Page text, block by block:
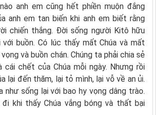
anh em cũng hết phiền muộn đắng
anh em tan biến khi anh em biết rằng
chiến thắng. Đời sống người Kitô hữu
với buồn. Có lúc thấy mất Chúa và mất
và buồn chán. Chúng ta phải chia sẻ
cái chết của Chúa mỗi ngày. Nhưng rồi
lại đến thăm, lại tỏ mình, lại vỗ về an ủi.
như sống lại với bao hy vọng dâng trào.
khi thấy Chúa vắng bóng và thất bại